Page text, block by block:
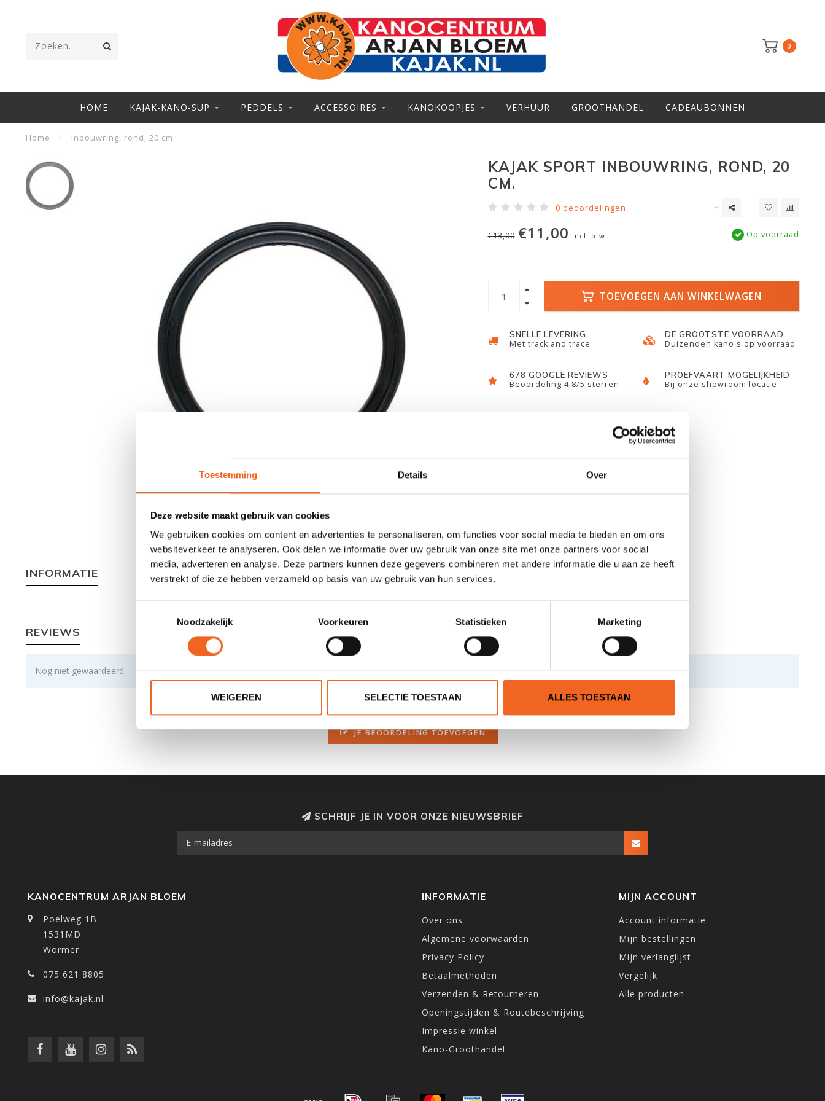
Toestemming Details Over
Deze website maakt gebruik van cookies
We gebruiken cookies om content en advertenties te personaliseren, om functies voor social media te bieden en om ons
websiteverkeer te analyseren. Ook delen we informatie over uw gebruik van onze site met onze partners voor social
media, adverteren en analyse. Deze partners kunnen deze gegevens combineren met andere informatie die u aan ze heeft
verstrekt of die ze hebben verzameld op basis van uw gebruik van hun services.
Noodzakelijk
Voorkeuren Statistieken Marketing
WEIGEREN SELECTIE TOESTAAN ALLES TOESTAAN
0
HOME KAJAK-KANO-SUP PEDDELS ACCESSOIRES KANOKOOPJES VERHUUR GROOTHANDEL CADEAUBONNEN
Home / Inbouwring, rond, 20 cm.
KAJAK SPORT INBOUWRING, ROND, 20
CM.
0 beoordelingen
€13,00 €11,00 Incl. btw Op voorraad
TOEVOEGEN AAN WINKELWAGEN
SNELLE LEVERING
Met track and trace
DE GROOTSTE VOORRAAD
Duizenden kano's op voorraad
678 GOOGLE REVIEWS
Beoordeling 4,8/5 sterren
PROEFVAART MOGELIJKHEID
Bij onze showroom locatie
INFORMATIE
REVIEWS
Nog niet gewaardeerd
0 sterren op basis van 0 beoordelingen
JE BEOORDELING TOEVOEGEN
SCHRIJF JE IN VOOR ONZE NIEUWSBRIEF
KANOCENTRUM ARJAN BLOEM
Poelweg 1B
1531MD
Wormer
075 621 8805
info@kajak.nl
INFORMATIE
Over ons
Algemene voorwaarden
Privacy Policy
Betaalmethoden
Verzenden & Retourneren
Openingstijden & Routebeschrijving
Impressie winkel
Kano-Groothandel
MIJN ACCOUNT
Account informatie
Mijn bestellingen
Mijn verlanglijst
Vergelijk
Alle producten